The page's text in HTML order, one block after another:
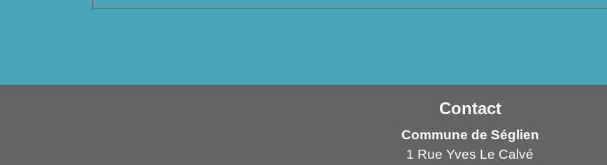
Contact
Commune de Séglien
1 Rue Yves Le Calvé